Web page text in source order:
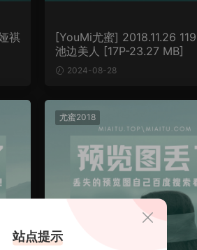
祺
[YouMi尤蜜] 2018.11.26
池边美人 [17P-23.27 MB]
2024-08-28
尤蜜2018
站点提示